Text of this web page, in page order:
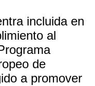
incluida en
al
de
a promover